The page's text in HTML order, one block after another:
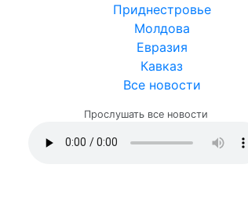
Приднестровье
Молдова
Евразия
Кавказ
Все новости
Прослушать все новости